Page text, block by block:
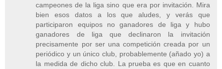
campeones de la liga sino que era por invitación. Mira
bien esos datos a los que aludes, y verás que
participaron equipos no ganadores de liga y hubo
ganadores de liga que declinaron la invitación
precisamente por ser una competición creada por un
periódico y un único club, probablemente (añado yo) a
la medida de dicho club. La prueba es que en cuanto